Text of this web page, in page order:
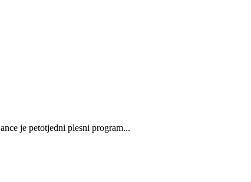
je petotjedni plesni program...